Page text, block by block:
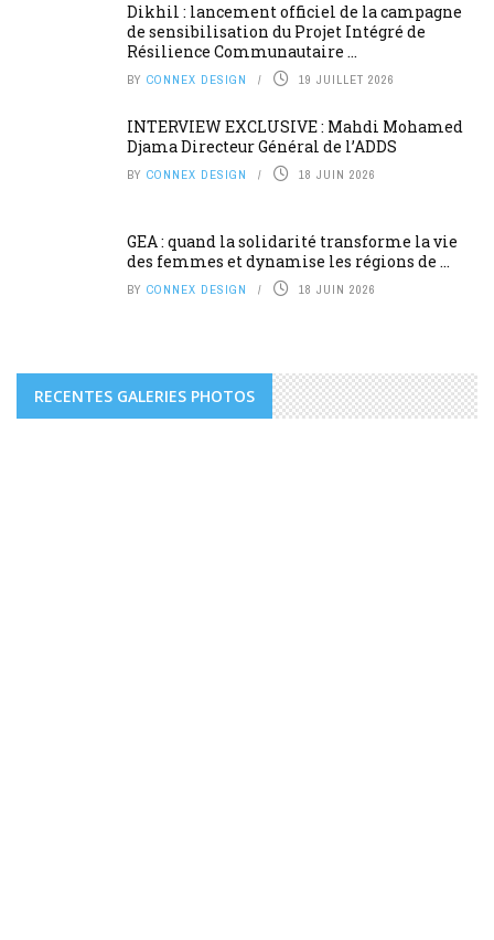
Dikhil : lancement officiel de la campagne
de sensibilisation du Projet Intégré de
Résilience Communautaire ...
BY CONNEX DESIGN 19 JUILLET 2026
INTERVIEW EXCLUSIVE : Mahdi Mohamed
Djama Directeur Général de l’ADDS
BY CONNEX DESIGN 18 JUIN 2026
GEA : quand la solidarité transforme la vie
des femmes et dynamise les régions de ...
BY CONNEX DESIGN 18 JUIN 2026
RECENTES GALERIES PHOTOS